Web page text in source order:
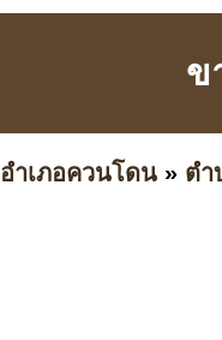
ข
อำเภอควนโดน » ตำ